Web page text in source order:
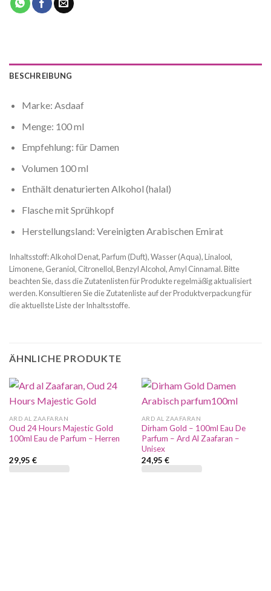
BESCHREIBUNG
Marke: Asdaaf
Menge: 100 ml
Empfehlung: für Damen
Volumen 100 ml
Enthält denaturierten Alkohol (halal)
Flasche mit Sprühkopf
Herstellungsland: Vereinigten Arabischen Emirat
Inhaltsstoff: Alkohol Denat, Parfum (Duft), Wasser (Aqua), Linalool,
Limonene, Geraniol, Citronellol, Benzyl Alcohol, Amyl Cinnamal. Bitte
beachten Sie, dass die Zutatenlisten für Produkte regelmäßig aktualisiert
werden. Konsultieren Sie die Zutatenliste auf der Produktverpackung für
die aktuellste Liste der Inhaltsstoffe.
ÄHNLICHE PRODUKTE
ARD AL ZAAFARAN
Oud 24 Hours Majestic Gold
100ml Eau de Parfum – Herren
29,95 €
ARD AL ZAAFARAN
Dirham Gold – 100ml Eau De
Parfum – Ard Al Zaafaran –
Unisex
24,95 €